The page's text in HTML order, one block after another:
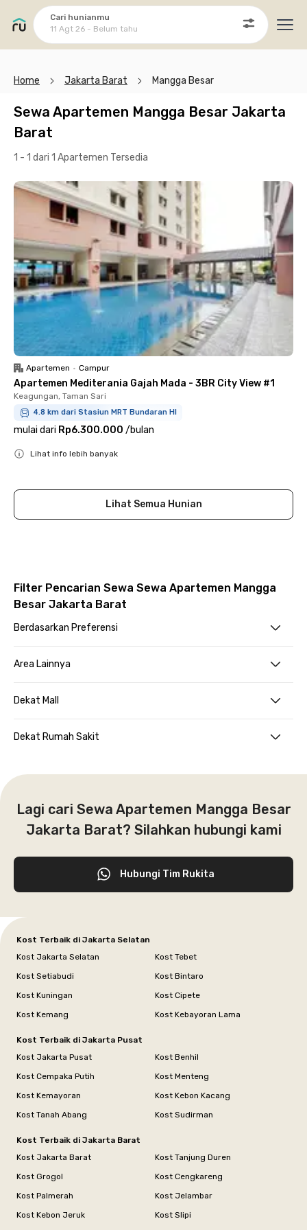
Cari hunianmu
11 Agt 26 - Belum tahu
Home Jakarta Barat Mangga Besar
Sewa Apartemen Mangga Besar Jakarta
Barat
1 - 1 dari 1 Apartemen Tersedia
Apartemen • Campur
Apartemen Mediterania Gajah Mada - 3BR City View #1
Keagungan, Taman Sari
4.8 km dari Stasiun MRT Bundaran HI
mulai dari Rp6.300.000 /bulan
Lihat info lebih banyak
Lihat Semua Hunian
Filter Pencarian Sewa Sewa Apartemen Mangga
Besar Jakarta Barat
Berdasarkan Preferensi
Area Lainnya
Dekat Mall
Dekat Rumah Sakit
Lagi cari Sewa Apartemen Mangga Besar
Jakarta Barat? Silahkan hubungi kami
Hubungi Tim Rukita
Kost Terbaik di Jakarta Selatan
Kost Jakarta Selatan
Kost Tebet
Kost Setiabudi
Kost Bintaro
Kost Kuningan
Kost Cipete
Kost Kemang
Kost Kebayoran Lama
Kost Terbaik di Jakarta Pusat
Kost Jakarta Pusat
Kost Benhil
Kost Cempaka Putih
Kost Menteng
Kost Kemayoran
Kost Kebon Kacang
Kost Tanah Abang
Kost Sudirman
Kost Terbaik di Jakarta Barat
Kost Jakarta Barat
Kost Tanjung Duren
Kost Grogol
Kost Cengkareng
Kost Palmerah
Kost Jelambar
Kost Kebon Jeruk
Kost Slipi